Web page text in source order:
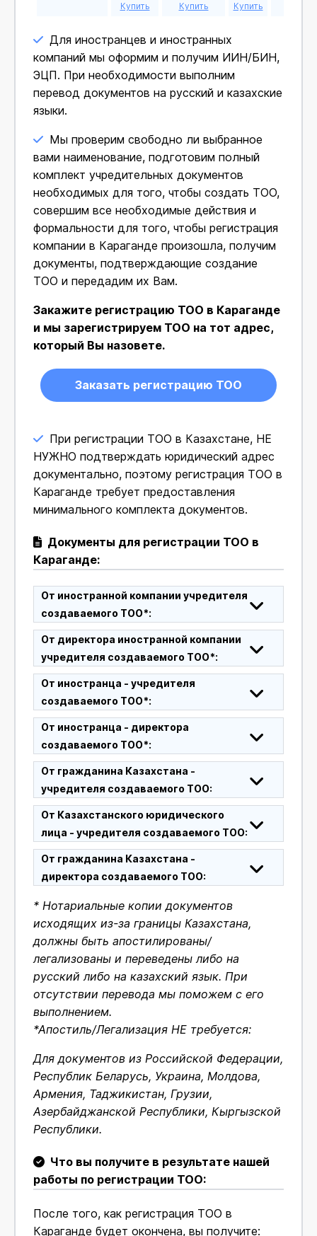
Купить Купить Купить
Для иностранцев и иностранных
компаний мы оформим и получим ИИН/БИН,
ЭЦП. При необходимости выполним
перевод документов на русский и казахские
языки.
Мы проверим свободно ли выбранное
вами наименование, подготовим полный
комплект учредительных документов
необходимых для того, чтобы создать ТОО,
совершим все необходимые действия и
формальности для того, чтобы регистрация
компании в Караганде произошла, получим
документы, подтверждающие создание
ТОО и передадим их Вам.
Закажите регистрацию ТОО в Караганде
и мы зарегистрируем ТОО на тот адрес,
который Вы назовете.
Заказать регистрацию ТОО
При регистрации ТОО в Казахстане, НЕ
НУЖНО подтверждать юридический адрес
документально, поэтому регистрация ТОО в
Караганде требует предоставления
минимального комплекта документов.
Документы для регистрации ТОО в
Караганде:
От иностранной компании учредителя
создаваемого ТОО*:
От директора иностранной компании
учредителя создаваемого ТОО*:
От иностранца - учредителя
создаваемого ТОО*:
От иностранца - директора
создаваемого ТОО*:
От гражданина Казахстана -
учредителя создаваемого ТОО:
От Казахстанского юридического
лица - учредителя создаваемого ТОО:
От гражданина Казахстана -
директора создаваемого ТОО:
* Нотариальные копии документов
исходящих из-за границы Казахстана,
должны быть апостилированы/
легализованы и переведены либо на
русский либо на казахский язык. При
отсутствии перевода мы поможем с его
выполнением.
*Апостиль/Легализация НЕ требуется:
Для документов из Российской Федерации,
Республик Беларусь, Украина, Молдова,
Армения, Таджикистан, Грузии,
Азербайджанской Республики, Кыргызской
Республики.
Что вы получите в результате нашей
работы по регистрации ТОО:
После того, как регистрация ТОО в
Караганде будет окончена, вы получите: